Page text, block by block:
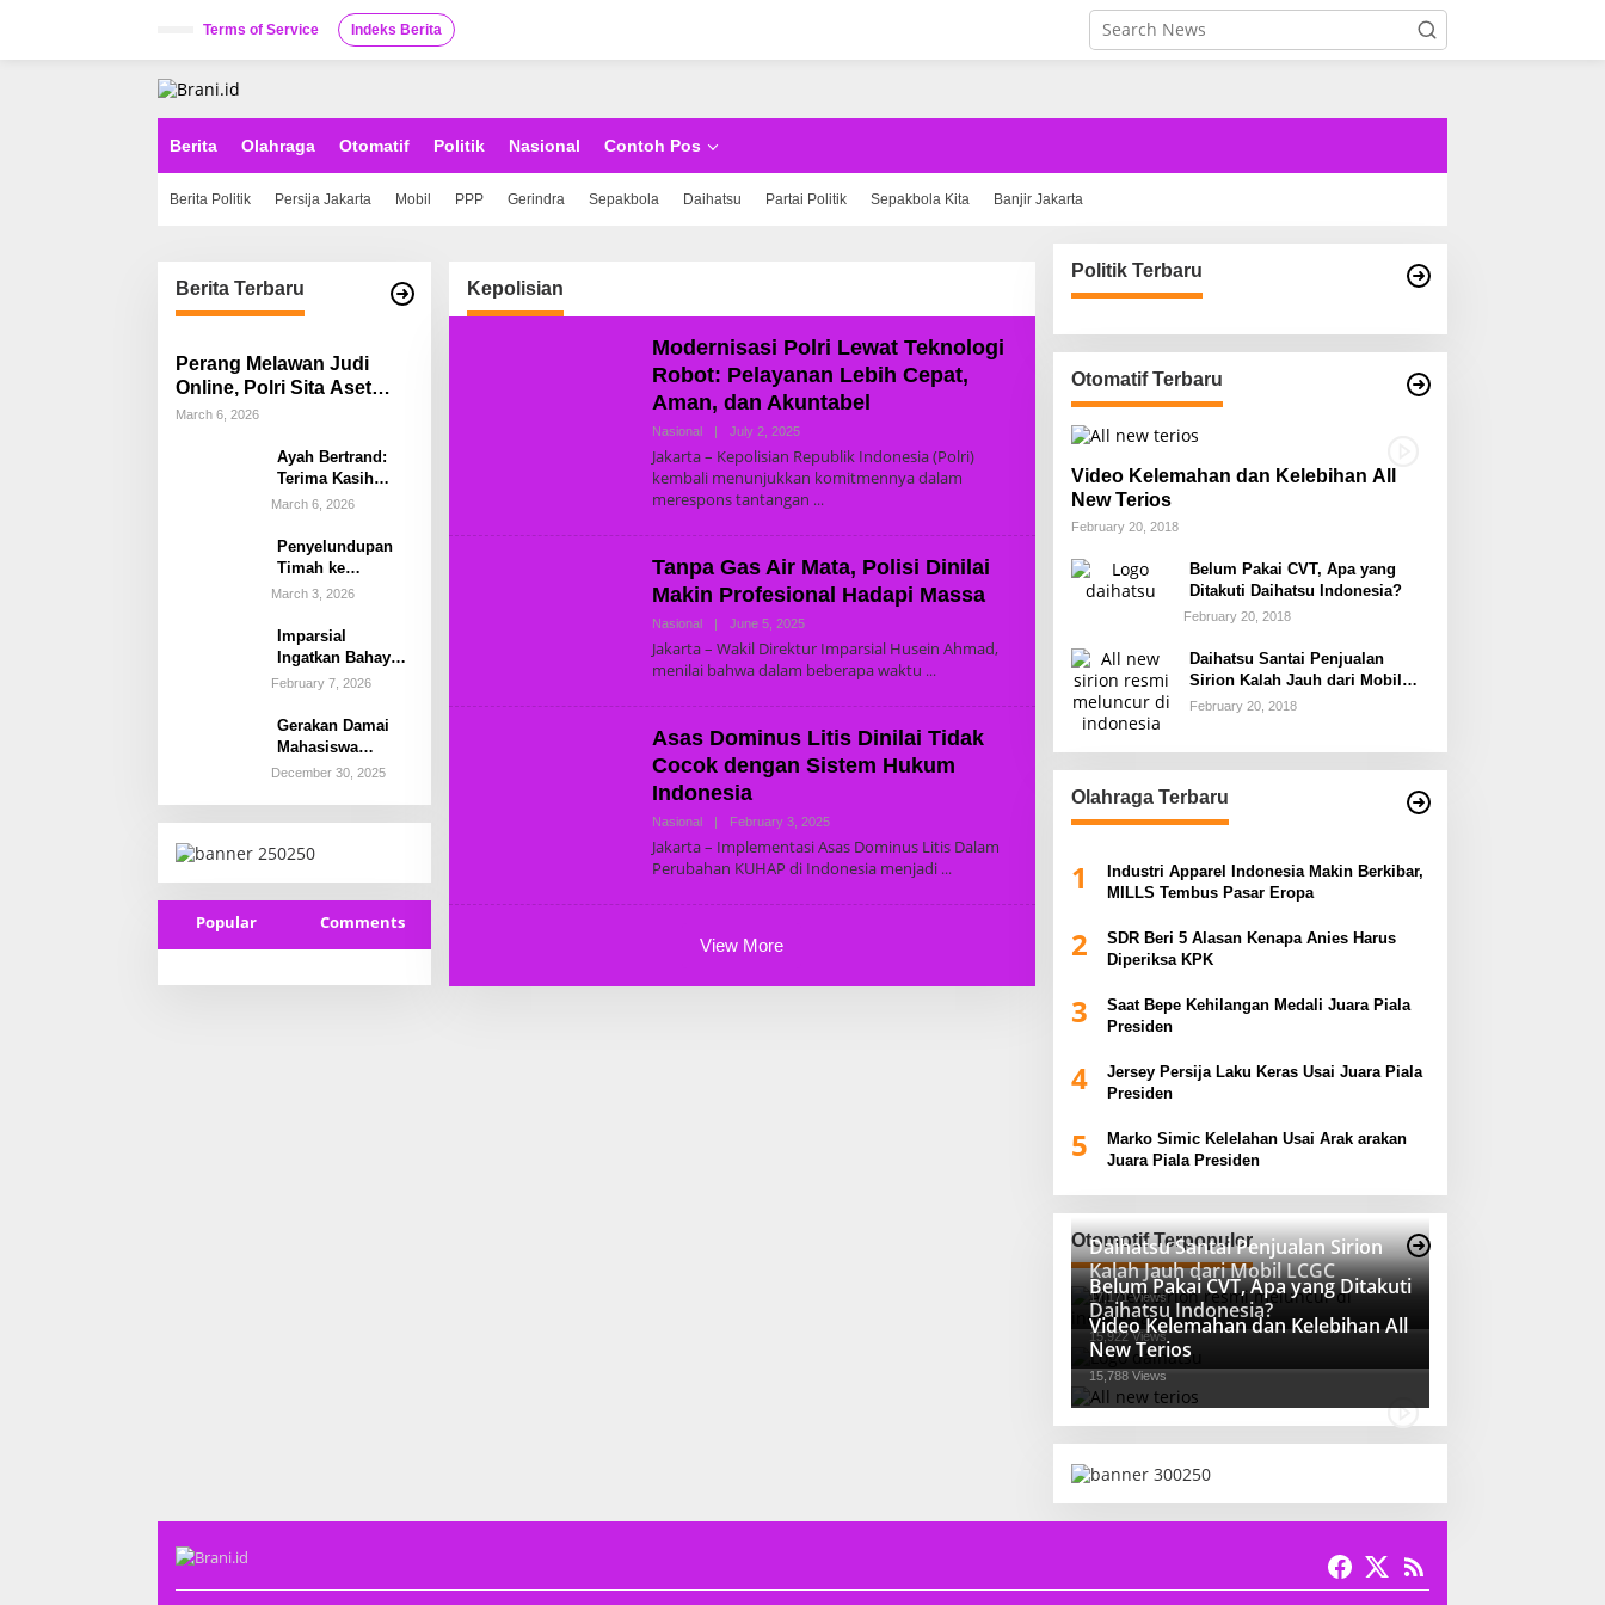
Terms of Service Indeks Berita
Berita Olahraga Otomatif Politik Nasional Contoh Pos
Berita Politik Persija Jakarta Mobil PPP Gerindra Sepakbola Daihatsu Partai Politik Sepakbola Kita Banjir Jakarta
Berita Terbaru
Perang Melawan Judi
Online, Polri Sita Aset
Rp58 Miliar Hasil Tindak
March 6, 2026
Ayah Bertrand:
Terima Kasih
Kapolda Sulsel,
Proses Hukum
March 6, 2026
Penyelundupan
Timah ke
Malaysia
Bareskrim
Amankan 2
Terduga Pelaku di
March 3, 2026
Imparsial
Ingatkan Bahaya
Serius: Polri di
Kementerian Bisa
Kembali ke
Politisasi
February 7, 2026
Gerakan Damai
Mahasiswa
Jakarta,
December 30, 2025
Popular Comments
Kepolisian
Modernisasi Polri Lewat Teknologi
Robot: Pelayanan Lebih Cepat,
Aman, dan Akuntabel
Nasional July 2, 2025B
R
E
D
U
B
A
N
I
Jakarta – Kepolisian Republik Indonesia (Polri)
kembali menunjukkan komitmennya dalam
merespons tantangan
Tanpa Gas Air Mata, Polisi Dinilai
Makin Profesional Hadapi Massa
Nasional June 5, 2025B
R
E
A
U
R
A
Jakarta – Wakil Direktur Imparsial Husein Ahmad,
menilai bahwa dalam beberapa waktu
Asas Dominus Litis Dinilai Tidak
Cocok dengan Sistem Hukum
Indonesia
Nasional February 3, 2025B
R
E
A
B
Jakarta – Implementasi Asas Dominus Litis Dalam
Perubahan KUHAP di Indonesia menjadi
View More
Politik Terbaru
Otomatif Terbaru
Video Kelemahan dan Kelebihan All
New Terios
February 20, 2018
Belum Pakai CVT, Apa yang
Ditakuti Daihatsu Indonesia?
February 20, 2018
Daihatsu Santai Penjualan
Sirion Kalah Jauh dari Mobil
LCGC
February 20, 2018
Olahraga Terbaru
1
Industri Apparel Indonesia Makin Berkibar,
MILLS Tembus Pasar Eropa
2
SDR Beri 5 Alasan Kenapa Anies Harus
Diperiksa KPK
3
Saat Bepe Kehilangan Medali Juara Piala
Presiden
4
Jersey Persija Laku Keras Usai Juara Piala
Presiden
5
Marko Simic Kelelahan Usai Arak arakan
Juara Piala Presiden
Otomotif Terpopuler
Daihatsu Santai Penjualan Sirion
Kalah Jauh dari Mobil LCGC
17,171 Views
Belum Pakai CVT, Apa yang Ditakuti
Daihatsu Indonesia?
15,922 Views
Video Kelemahan dan Kelebihan All
New Terios
15,788 Views